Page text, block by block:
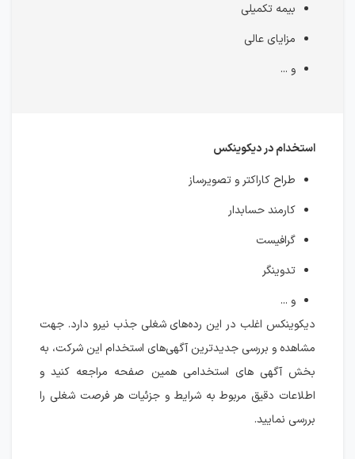
بیمه تکمیلی
مزایای عالی
و ...
استخدام در دیکوینکس
طراح کاراکتر و تصویرساز
کارمند حسابدار
گرافیست
تدوینگر
و ...
دیکوینکس اغلب در این رده‌های شغلی جذب نیرو دارد. جهت
مشاهده و بررسی جدیدترین آگهی‌های استخدام این شرکت، به
بخش آگهی های استخدامی همین صفحه مراجعه کنید و
اطلاعات دقیق مربوط به شرایط و جزئیات هر فرصت شغلی را
بررسی نمایید.